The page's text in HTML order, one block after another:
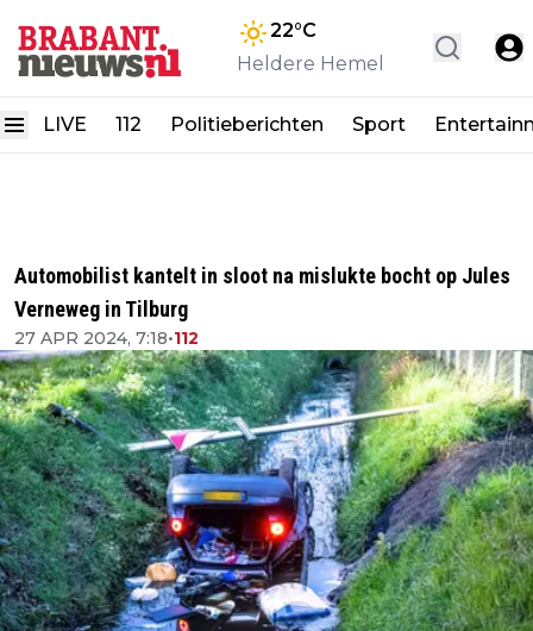
22°C
Heldere Hemel
LIVE 112 Politieberichten Sport
Automobilist kantelt in sloot na mislukte bocht op Jules
Verneweg in Tilburg
27 APR 2024, 7:18•112